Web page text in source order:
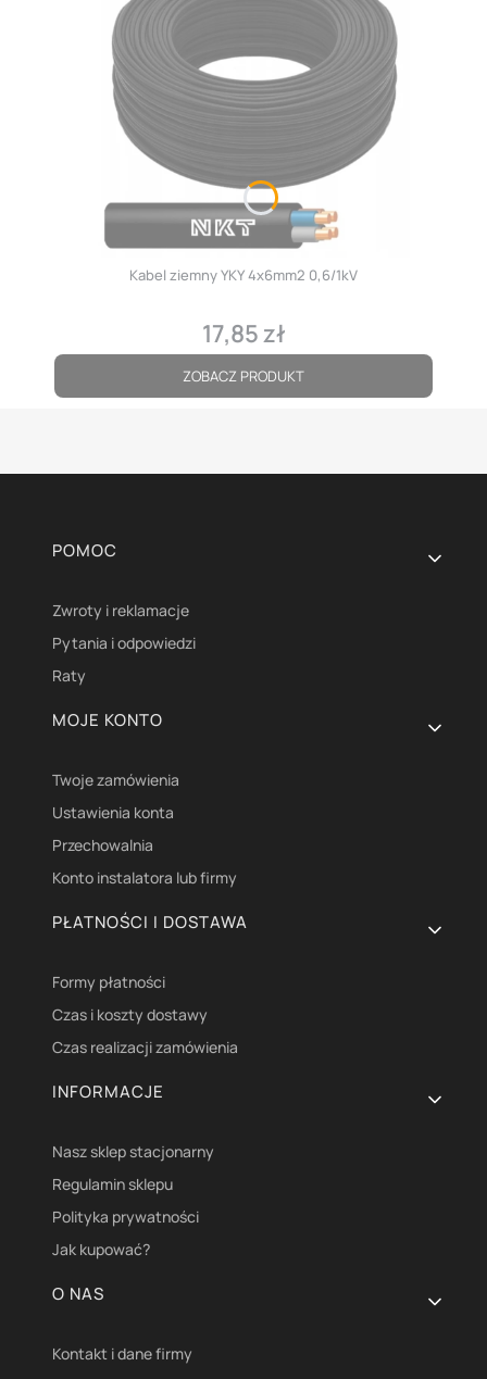
Kabel ziemny YKY 4x6mm2 0,6/1kV
Cena
17,85 zł
ZOBACZ PRODUKT
Linki w stopce
POMOC
Zwroty i reklamacje
Pytania i odpowiedzi
Raty
MOJE KONTO
Twoje zamówienia
Ustawienia konta
Przechowalnia
Konto instalatora lub firmy
PŁATNOŚCI I DOSTAWA
Formy płatności
Czas i koszty dostawy
Czas realizacji zamówienia
INFORMACJE
Nasz sklep stacjonarny
Regulamin sklepu
Polityka prywatności
Jak kupować?
O NAS
Kontakt i dane firmy